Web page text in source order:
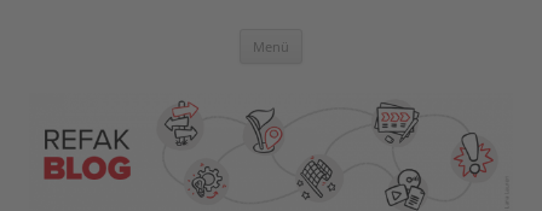
Blog der Referent:innen Akademie
Menü